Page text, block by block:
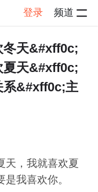
登录 频道
详情
冬天&#xff0c;
夏天&#xff0c;
系&#xff0c;主
天，我就喜欢夏
我喜欢你。